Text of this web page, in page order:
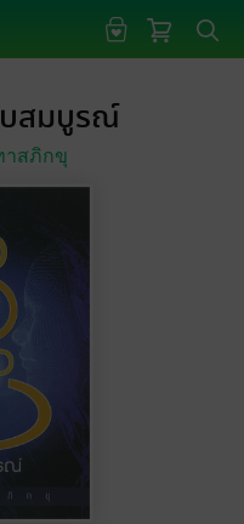
สมบูรณ์
สภิกขุ